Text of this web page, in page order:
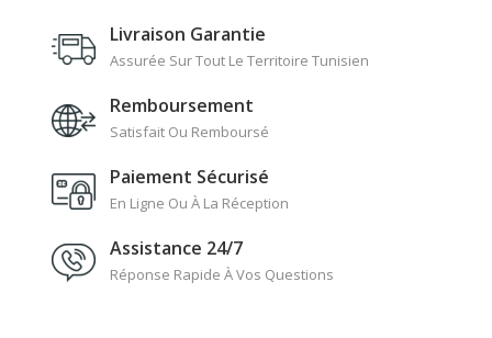
Livraison Garantie
Assurée Sur Tout Le Territoire Tunisien
Remboursement
Satisfait Ou Remboursé
Paiement Sécurisé
En Ligne Ou À La Réception
Assistance 24/7
Réponse Rapide À Vos Questions